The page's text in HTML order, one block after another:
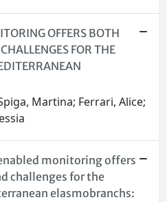
OFFERS BOTH
FOR THE
Martina; Ferrari, Alice;
monitoring offers
challenges for the
elasmobranchs: